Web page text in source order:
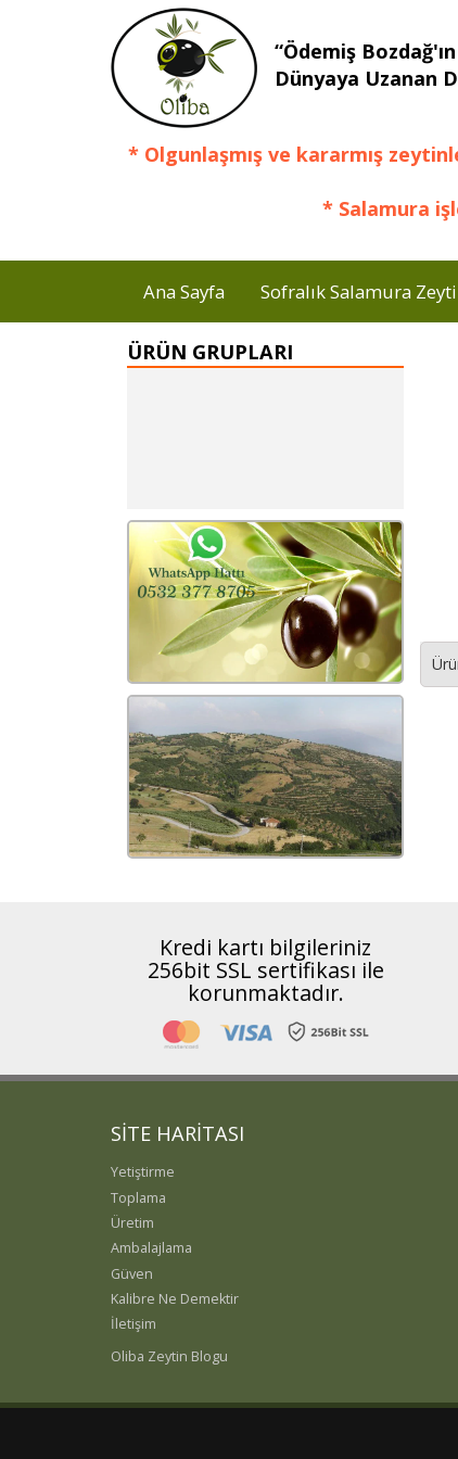
“Ödemiş
Dünyaya Uzanan
* Olgunlaşmış ve kararmış
* Salamura
Ana Sayfa Sofralık Salamura
ÜRÜN GRUPLARI
Kredi kartı bilgileriniz
256bit SSL sertifikası ile
korunmaktadır.
SİTE HARİTASI
Yetiştirme
Toplama
Üretim
Ambalajlama
Güven
Kalibre Ne Demektir
İletişim
Oliba Zeytin Blogu